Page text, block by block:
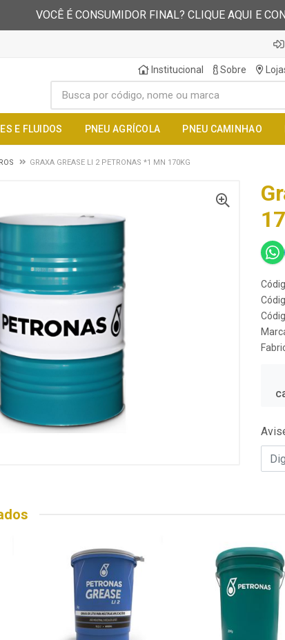
VOCÊ É CONSUMIDOR FINAL? CLIQUE AQUI E
Institucional Sobre
E FLUIDOS PNEU AGRÍCOLA PNEU CAMINHAO
GRAXA GREASE LI 2 PETRONAS *1 MN 170KG